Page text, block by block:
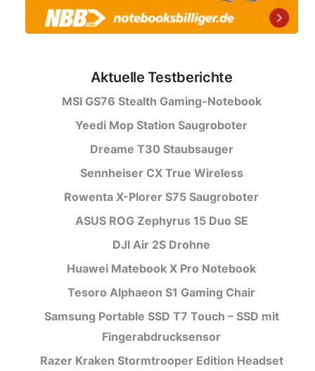
Aktuelle Testberichte
MSI GS76 Stealth Gaming-Notebook
Yeedi Mop Station Saugroboter
Dreame T30 Staubsauger
Sennheiser CX True Wireless
Rowenta X-Plorer S75 Saugroboter
ASUS ROG Zephyrus 15 Duo SE
DJI Air 2S Drohne
Huawei Matebook X Pro Notebook
Tesoro Alphaeon S1 Gaming Chair
Samsung Portable SSD T7 Touch – SSD mit
Fingerabdrucksensor
Razer Kraken Stormtrooper Edition Headset